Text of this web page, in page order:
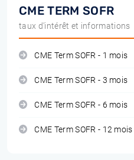
CME TERM SOFR
taux d'intérêt et informations
CME Term SOFR - 1 mois
CME Term SOFR - 3 mois
CME Term SOFR - 6 mois
CME Term SOFR - 12 mois